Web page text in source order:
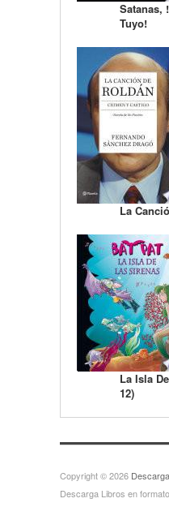
Satanas,
Tuyo!
La
La Isla
12)
Copyright © 2026
Descarga Libros en